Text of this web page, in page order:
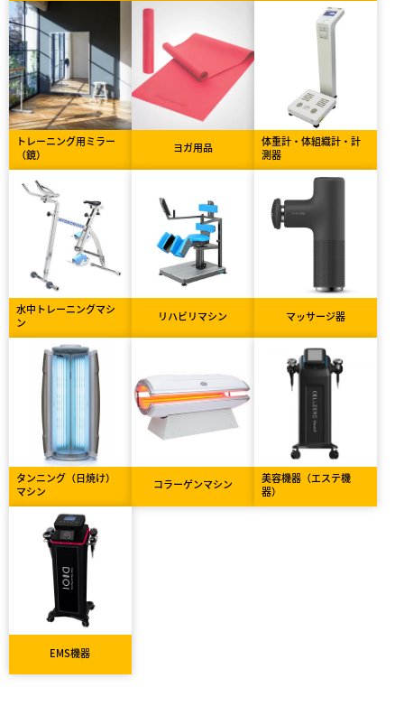
トレーニング用ミラー
（鏡）
ヨガ用品
体重計・体組織計・計
測器
水中トレーニングマシ
ン
リハビリマシン マッサージ器
タンニング（日焼け）
マシン
コラーゲンマシン
美容機器（エステ機
器）
EMS機器